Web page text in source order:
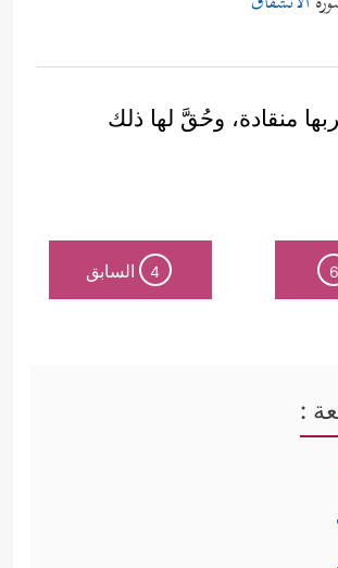
منقادة، وحُقَّ لها ذلك
6
4 السابق
: